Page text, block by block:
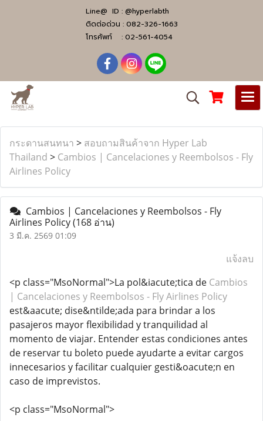
Line@ ID : @hyperlabth
ติดต่อด่วน : 082-326-1663
โทรศัพท์ : 02-561-4054
กระดานสนทนา > สอบถามสินค้าจาก Hyper Lab
Thailand > Cambios | Cancelaciones y Reembolsos - Fly
Airlines Policy
Cambios | Cancelaciones y Reembolsos - Fly
Airlines Policy(168 อ่าน)
3 มี.ค. 2569 01:09
แจ้งลบ
<p class="MsoNormal">La pol&iacute;tica de Cambios
| Cancelaciones y Reembolsos - Fly Airlines Policy
est&aacute; dise&ntilde;ada para brindar a los
pasajeros mayor flexibilidad y tranquilidad al
momento de viajar. Entender estas condiciones antes
de reservar tu boleto puede ayudarte a evitar cargos
innecesarios y facilitar cualquier gesti&oacute;n en
caso de imprevistos.
<p class="MsoNormal">